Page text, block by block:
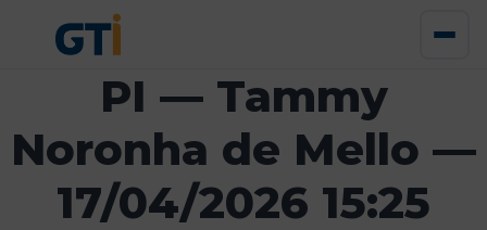
PI — Tammy
Noronha de Mello —
17/04/2026 15:25